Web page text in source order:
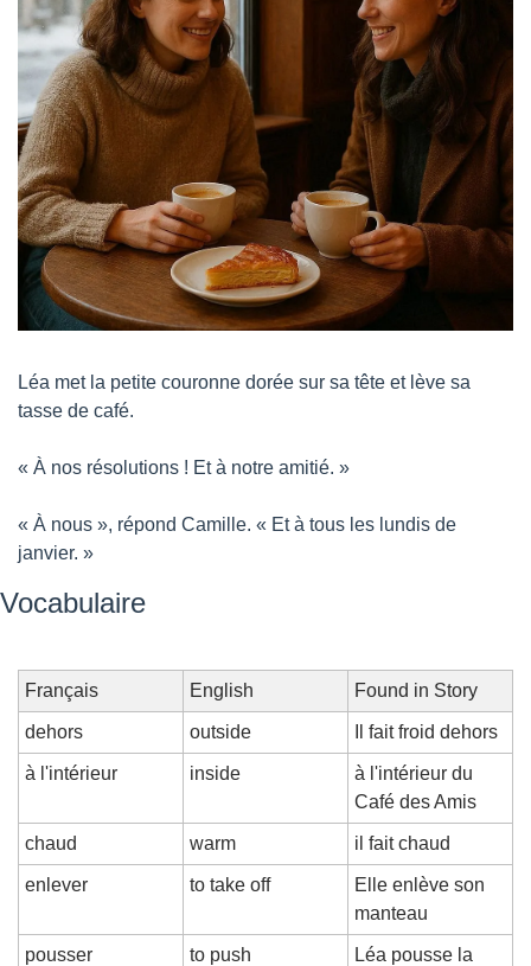
Léa met la petite couronne dorée sur sa tête et lève sa
tasse de café.
« À nos résolutions ! Et à notre amitié. »
« À nous », répond Camille. « Et à tous les lundis de
janvier. »
Vocabulaire
Français English Found in Story
dehors outside Il fait froid dehors
à l'intérieur inside
à l'intérieur du
Café des Amis
chaud warm il fait chaud
enlever to take off
Elle enlève son
manteau
pousser to push
Léa pousse la